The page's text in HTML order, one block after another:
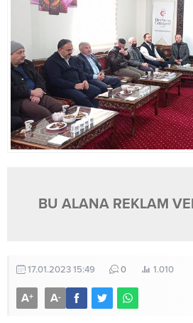
BU ALANA REKLAM
17.01.2023 15:49 0 1.010
A+ A-